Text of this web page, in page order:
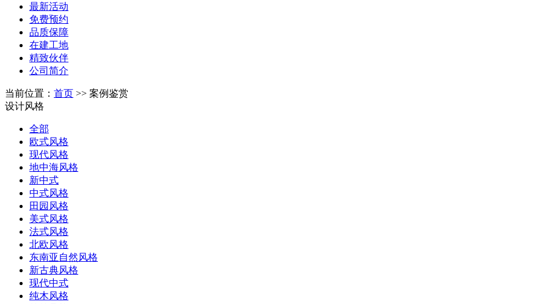
最新活动
免费预约
品质保障
在建工地
精致伙伴
公司简介
当前位置： 首页 >> 案例鉴赏
设计风格
全部
欧式风格
现代风格
地中海风格
新中式
中式风格
田园风格
美式风格
法式风格
北欧风格
东南亚自然风格
新古典风格
现代中式
纯木风格